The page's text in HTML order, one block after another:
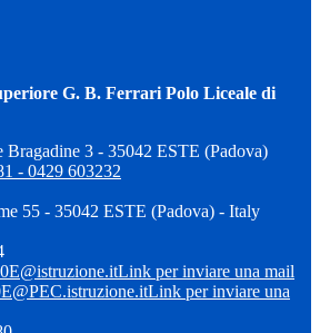
G. B. Ferrari Polo Liceale di
Bragadine 3 - 35042 ESTE (Padova)
- 0429 603232
55 - 35042 ESTE (Padova) - Italy
Link per inviare una mail
Link per inviare una